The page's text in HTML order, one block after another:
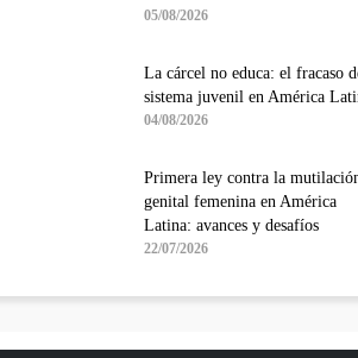
05/08/2026
La cárcel no educa: el fracaso
sistema juvenil en América
04/08/2026
Primera ley contra la
genital femenina en América
Latina: avances y desafíos
22/07/2026